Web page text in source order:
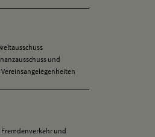
und
Fremdenverkehr und